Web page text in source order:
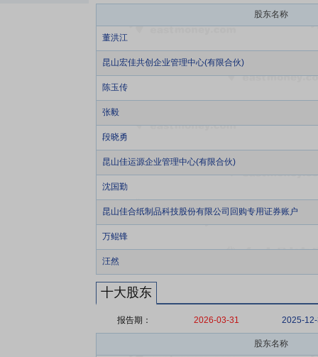
股东名称
董洪江
昆山宏佳共创企业管理中心(有限合伙)
陈玉传
张毅
段晓勇
昆山佳运源企业管理中心(有限合伙)
沈国勤
昆山佳合纸制品科技股份有限公司回购专用证券账户
万鲲锋
汪然
十大股东
报告期： 2026-03-31 2025-
股东名称